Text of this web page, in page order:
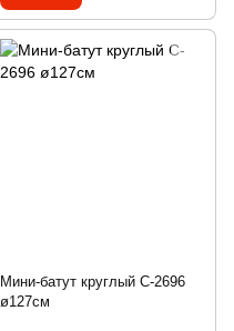
Мини-батут круглый C-2696
ø127см